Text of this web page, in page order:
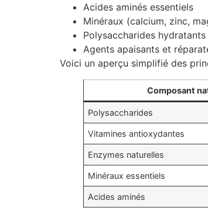
Acides aminés essentiels
Minéraux (calcium, zinc,
Polysaccharides hydratants
Agents apaisants et
Voici un aperçu simplifié des
Composant
Polysaccharides
Vitamines antioxydantes
Enzymes naturelles
Minéraux essentiels
Acides aminés